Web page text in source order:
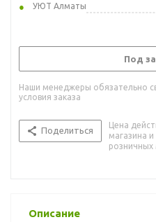
УЮТ Алматы
Под
Наши менеджеры обязательно
условия заказа
Поделиться
Цена
магазина
розничных
Описание